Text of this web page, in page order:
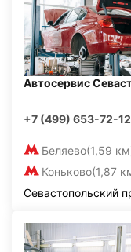
Автосервис
+7 (499) 653-72-12
Беляево(1,59
Коньково(1,87
Севастопольский